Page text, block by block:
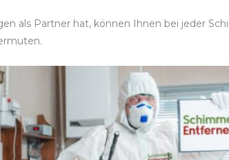
als Partner hat, können Ihnen bei jeder